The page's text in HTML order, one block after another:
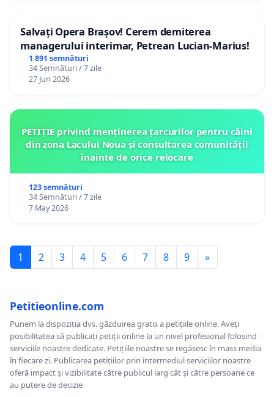
Salvați Opera Brașov! Cerem demiterea
managerului interimar, Petrean Lucian-Marius!
1 891 semnături
34 Semnături / 7 zile
27 Jun 2026
PETIȚIE privind menținerea țarcurilor pentru câini
din zona Lacului Noua și consultarea comunității
înainte de orice relocare
123 semnături
34 Semnături / 7 zile
7 May 2026
1 2 3 4 5 6 7 8 9 »
Petitieonline.com
Punem la dispoziția dvs. găzduirea gratis a petițiile online. Aveți
posibilitatea să publicați petiții online la un nivel profesional folosind
serviciile noastre dedicate. Petițiile noastre se regăsesc în mass media
în fiecare zi. Publicarea petițiilor prin intermediul serviciilor noastre
oferă impact și vizibilitate către publicul larg cât și către persoane ce
au putere de decizie